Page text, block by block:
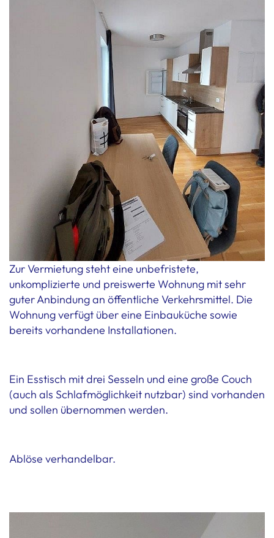
Zur Vermietung steht eine unbefristete,
unkomplizierte und preiswerte Wohnung mit sehr
guter Anbindung an öffentliche Verkehrsmittel. Die
Wohnung verfügt über eine Einbauküche sowie
bereits vorhandene Installationen.
Ein Esstisch mit drei Sesseln und eine große Couch
(auch als Schlafmöglichkeit nutzbar) sind vorhanden
und sollen übernommen werden.
Ablöse verhandelbar.